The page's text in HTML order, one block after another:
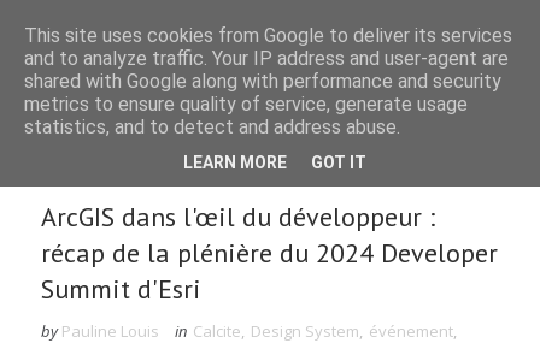
Rechercher dans le blog
ArcGIS dans l'œil du développeur :
récap de la plénière du 2024 Developer
Summit d'Esri
by Pauline Louis in Calcite, Design System, événement,
This site uses cookies from Google to deliver its services
and to analyze traffic. Your IP address and user-agent are
shared with Google along with performance and security
metrics to ensure quality of service, generate usage
statistics, and to detect and address abuse.
LEARN MORE GOT IT